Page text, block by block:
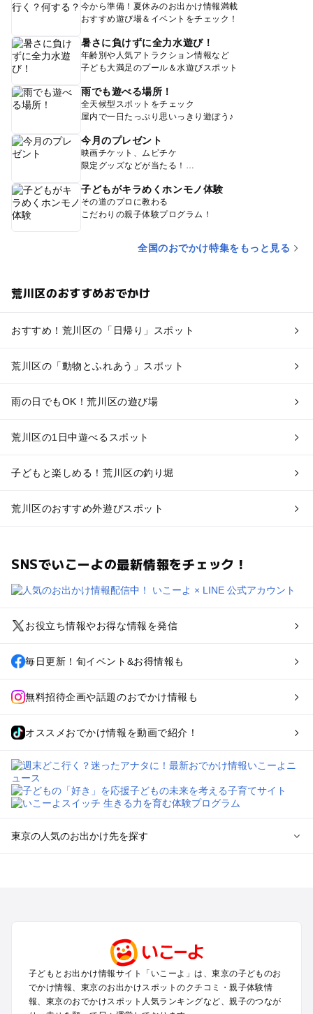
今から準備！夏休みのお出かけ情報満載
おすすめ遊び場＆イベントをチェック！
暑さに負けずに全力水遊び！
年齢別や人気アトラクション情報など
子ども大満足のプール＆水遊びスポット
雨でも遊べる場所！
全天候型スポットをチェック
屋内で一日たっぷり思いっきり遊ぼう♪
今月のプレゼント
映画チケット、ムビチケ
限定グッズなどが当たる！
子どもがキラめくホンモノ体験
その道のプロに教わる
こだわりの親子体験プログラム！
全国のおでかけ特集をもっと見る
荒川区のおすすめおでかけ
おすすめ！荒川区の「日帰り」スポット
荒川区の「動物とふれあう」スポット
雨の日でもOK！荒川区の遊び場
荒川区の1日中遊べるスポット
子どもと楽しめる！荒川区の釣り堀
荒川区のおすすめ外遊びスポット
SNSでいこーよの最新情報をチェック！
お役立ち情報やお得な情報を発信
毎日更新！旬イベント&お得情報も
無料招待企画や話題のおでかけ情報も
オススメおでかけ情報を動画で紹介！
東京の人気のお出かけ先を探す
町田・相模原・愛川・上野原のプールお出かけ
渋谷・原宿・恵比寿・中目黒・自由が丘のプールお出かけ
池袋・赤羽・王子・巣鴨・目白・石神井のプールお出かけ
新宿・高田馬場・代々木・千駄ヶ谷のプールお出かけ
子どもとお出かけ情報サイト「いこーよ」は、東京の子どものお
でかけ情報、東京のお出かけスポットのクチコミ・親子体験情
報、東京のおでかけスポット人気ランキングなど、親子のつなが